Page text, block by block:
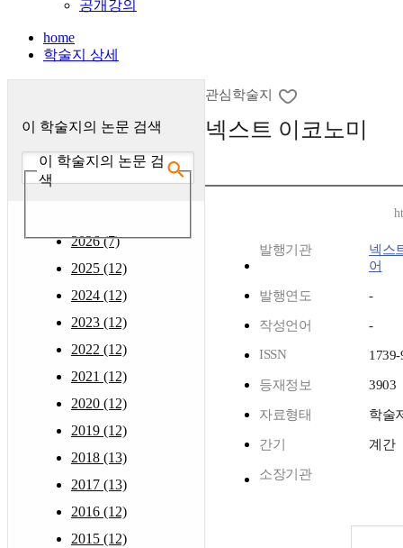
공개강의
home
학술지 상세
이 학술지의 논문 검색
이 학술지의 논문 검
색
2026 (7)
2025 (12)
2024 (12)
2023 (12)
2022 (12)
2021 (12)
2020 (12)
2019 (12)
2018 (13)
2017 (13)
2016 (12)
2015 (12)
관심학술지
넥스트 이코노미
발행기관
넥스
어
발행연도 -
작성언어
-
ISSN
등재정보 3903
자료형태 학술
간기 계간
소장기관